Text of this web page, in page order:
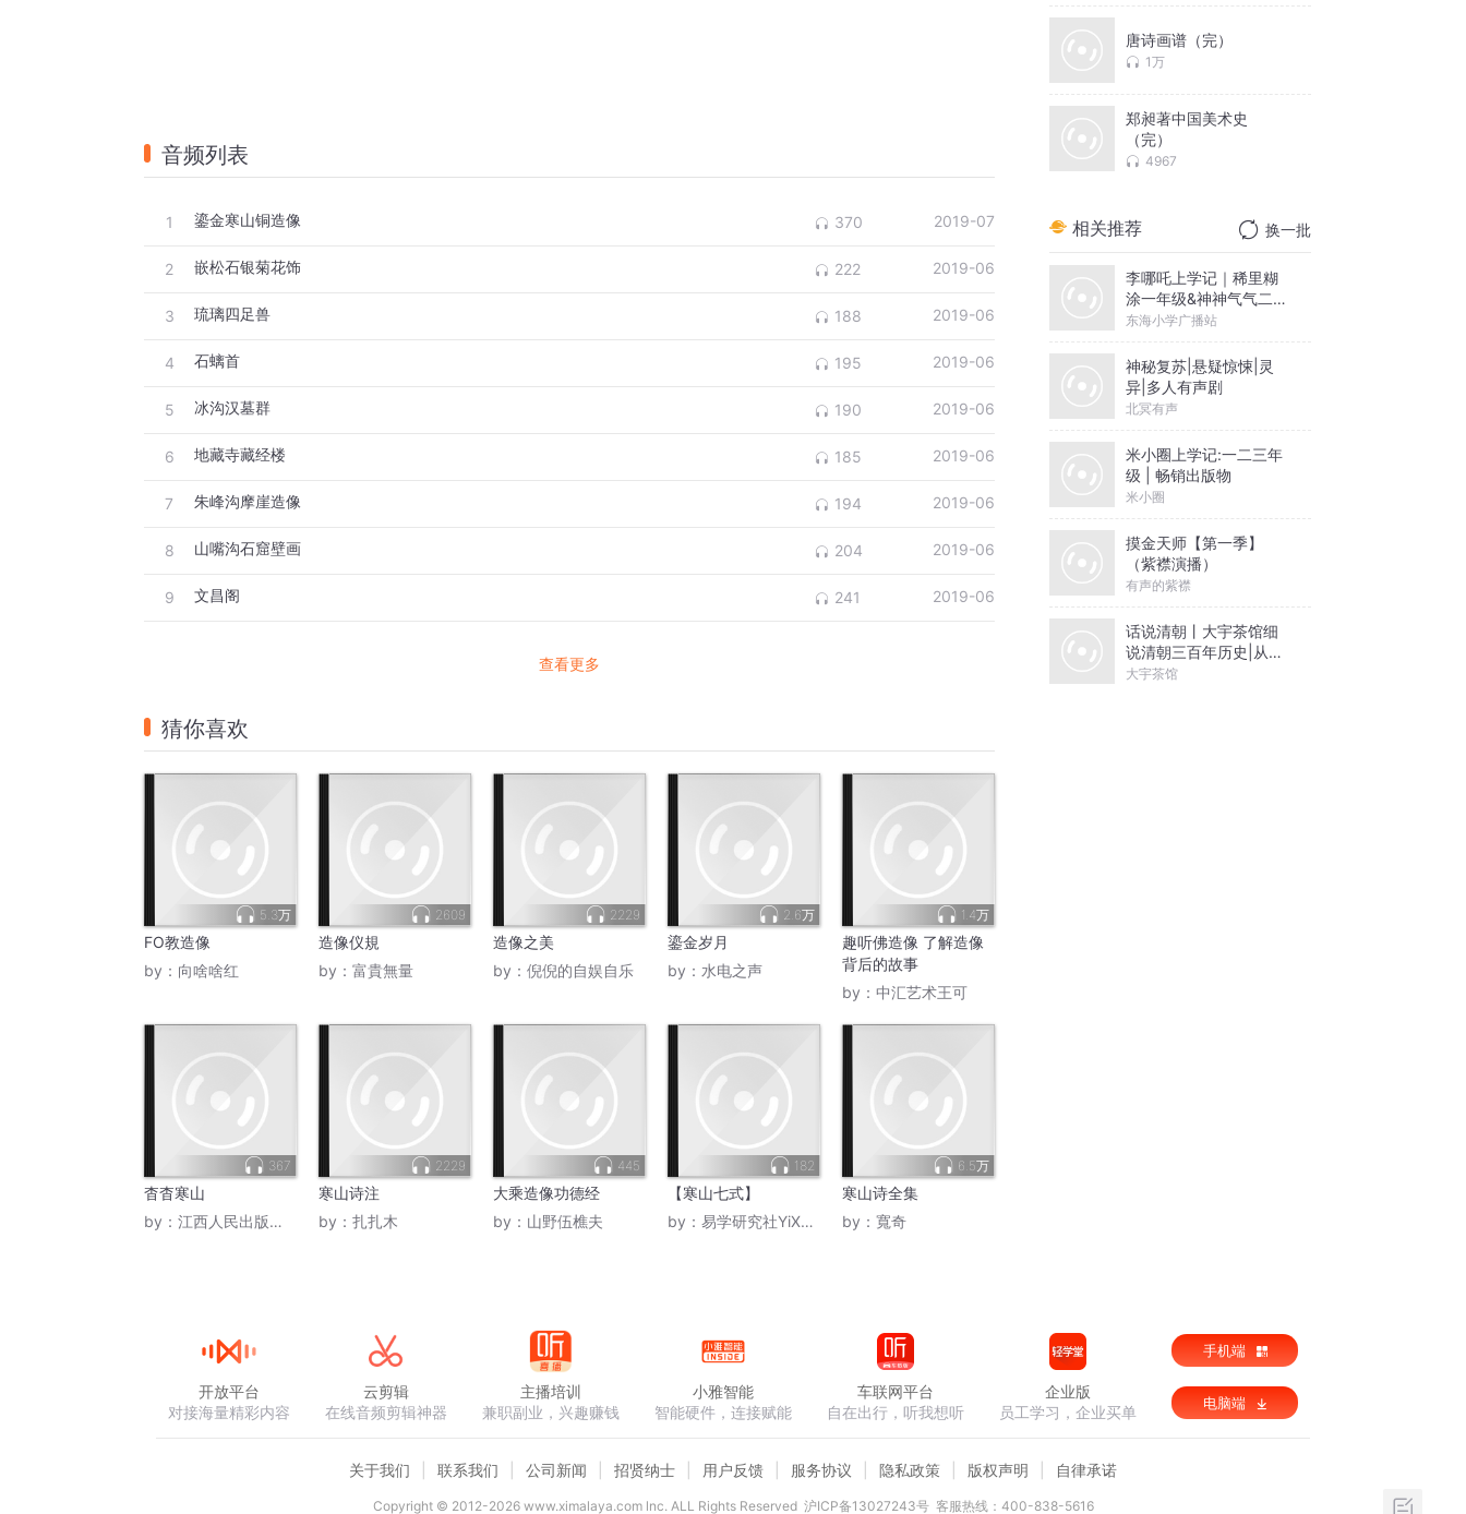
音频列表
1 鎏金寒山铜造像 370 2019-07
2 嵌松石银菊花饰 222 2019-06
3 琉璃四足兽 188 2019-06
4 石螭首 195 2019-06
5 冰沟汉墓群 190 2019-06
6 地藏寺藏经楼 185 2019-06
7 朱峰沟摩崖造像 194 2019-06
8 山嘴沟石窟壁画 204 2019-06
9 文昌阁 241 2019-06
查看更多
猜你喜欢
5.3万
FO教造像
by： 向啥啥红
2609
造像仪規
by： 富貴無量
2229
造像之美
by： 倪倪的自娱自乐
2.6万
鎏金岁月
by： 水电之声
1.4万
趣听佛造像 了解造像
背后的故事
by： 中汇艺术王可
367
杳杳寒山
by： 江西人民出版社书声朗
2229
寒山诗注
by： 扎扎木
445
大乘造像功德经
by： 山野伍樵夫
182
【寒山七式】
by： 易学研究社YiXue12213
6.5万
寒山诗全集
by： 寬奇
唐诗画谱（完）
1万
郑昶著中国美术史
（完）
4967
相关推荐 换一批
李哪吒上学记｜稀里糊
涂一年级&神神气气二年
级
东海小学广播站
神秘复苏|悬疑惊悚|灵
异|多人有声剧
北冥有声
米小圈上学记:一二三年
级 | 畅销出版物
米小圈
摸金天师【第一季】
（紫襟演播）
有声的紫襟
话说清朝丨大宇茶馆细
说清朝三百年历史|从努
尔哈赤到末代皇帝溥仪|
大宇茶馆
开放平台
对接海量精彩内容
云剪辑
在线音频剪辑神器
主播培训
兼职副业，兴趣赚钱
小雅智能
智能硬件，连接赋能
车联网平台
自在出行，听我想听
企业版
员工学习，企业买单
手机端
电脑端
关于我们 联系我们 公司新闻 招贤纳士 用户反馈 服务协议 隐私政策 版权声明 自律承诺
Copyright © 2012-2026www.ximalaya.com lnc. ALL Rights Reserved 沪ICP备13027243号 客服热线：400-838-5616